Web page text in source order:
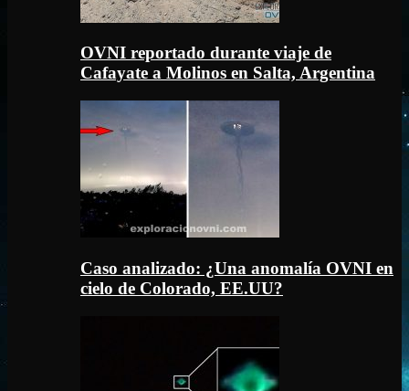
OVNI reportado durante viaje de
Cafayate a Molinos en Salta, Argentina
Caso analizado: ¿Una anomalía OVNI en
cielo de Colorado, EE.UU?